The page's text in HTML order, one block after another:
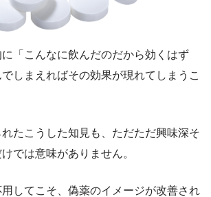
「こんなに飲んだのだから効くはず
しまえればその効果が現れてしまうこ
たこうした知見も、ただただ興味深そ
では意味がありません。
してこそ、偽薬のイメージが改善され